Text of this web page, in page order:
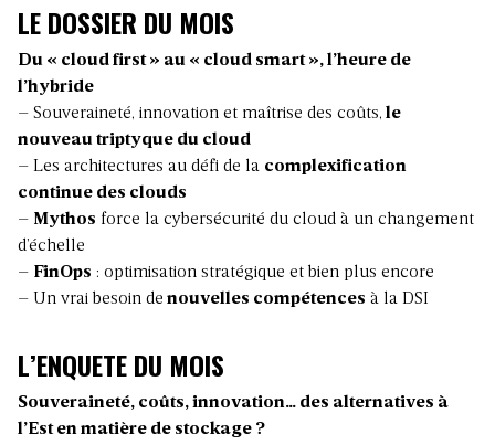
LE DOSSIER DU MOIS
Du « cloud first » au « cloud smart », l’heure de
l’hybride
– Souveraineté, innovation et maîtrise des coûts, le
nouveau triptyque du cloud
– Les architectures au défi de la complexification
continue des clouds
– Mythos force la cybersécurité du cloud à un changement
d’échelle
– FinOps : optimisation stratégique et bien plus encore
– Un vrai besoin de nouvelles compétences à la DSI
L’ENQUETE DU MOIS
Souveraineté, coûts, innovation… des alternatives à
l’Est en matière de stockage ?